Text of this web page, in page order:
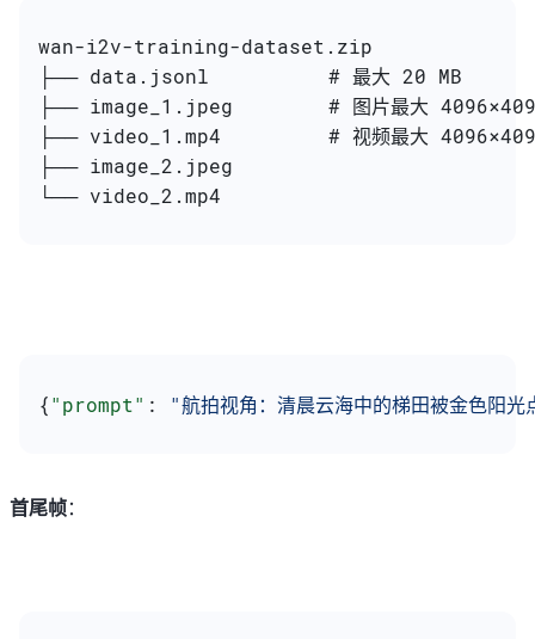
wan-i2v-training-dataset.zip
├── data.jsonl          # 最大 20 MB
├── image_1.jpeg        # 图片最大 4096×4096
├── video_1.mp4         # 视频最大 4096×4096
├── image_2.jpeg
└── video_2.mp4
{"prompt" : "航拍视角：清晨云海中的梯田被金色阳
首尾帧：